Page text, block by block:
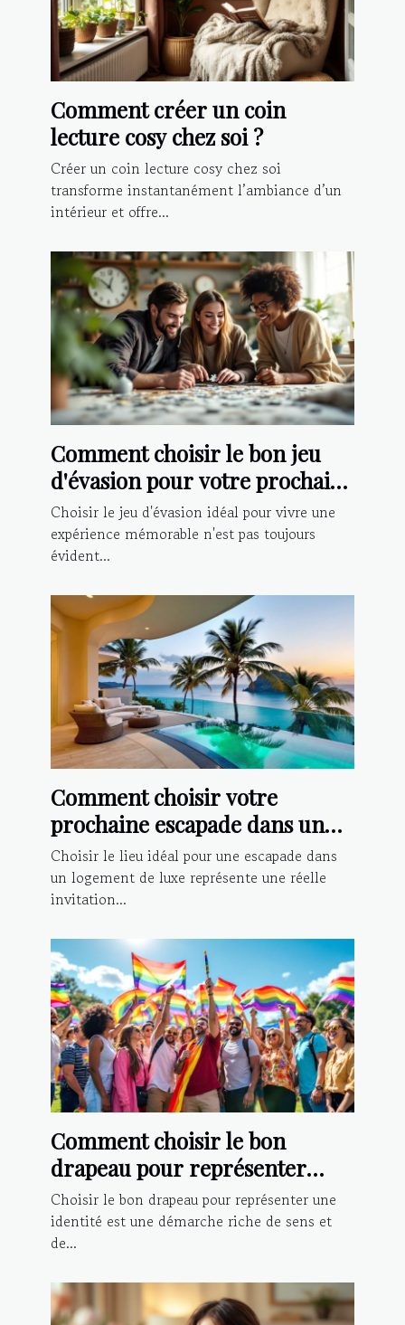
Comment créer un coin
lecture cosy chez soi ?
Créer un coin lecture cosy chez soi
transforme instantanément l’ambiance d’un
intérieur et offre...
Comment choisir le bon jeu
d'évasion pour votre prochaine
aventure ?
Choisir le jeu d'évasion idéal pour vivre une
expérience mémorable n'est pas toujours
évident...
Comment choisir votre
prochaine escapade dans un
logement de luxe ?
Choisir le lieu idéal pour une escapade dans
un logement de luxe représente une réelle
invitation...
Comment choisir le bon
drapeau pour représenter
votre identité?
Choisir le bon drapeau pour représenter une
identité est une démarche riche de sens et
de...